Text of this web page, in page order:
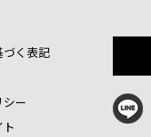
く表記
ー